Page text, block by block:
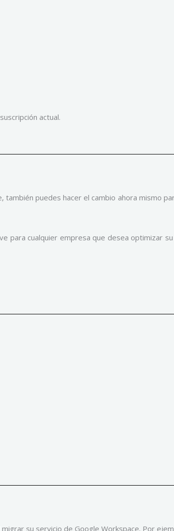
actual.
también puedes hacer el cambio ahora mismo
para cualquier empresa que desea optimizar su
su servicio de Google Workspace. Por